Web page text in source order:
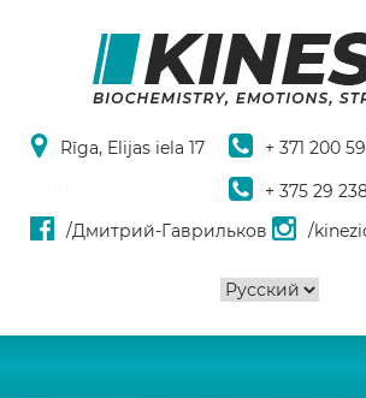
Rīga, Elijas iela 17
+ 371 200
+ 375 29
/Дмитрий-Гаврильков
/